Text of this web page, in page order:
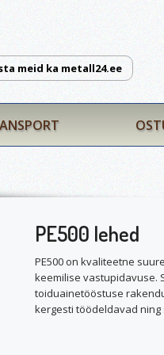
meid ka metall24.ee
PE500 lehed
PE500 on kvaliteetne
keemilise vastupidavuse.
toiduainetööstuse
kergesti töödeldavad